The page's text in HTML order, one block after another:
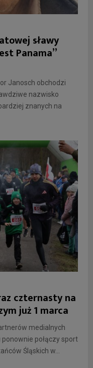
sławy
Panama”
Janosch obchodzi
nazwisko
znanych na
czternasty na
już 1 marca
medialnych
połączy sport
Śląskich w...